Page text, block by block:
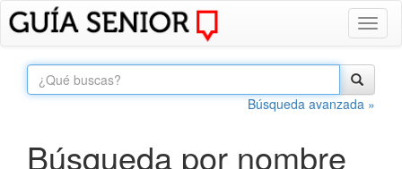
Búsqueda avanzada »
Búsqueda por nombre